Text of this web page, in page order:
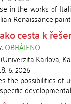
in the works of
Renaissance
cesta k
OBHÁJENO
(Univerzita Karlova,
6. 2026
the possibilities of